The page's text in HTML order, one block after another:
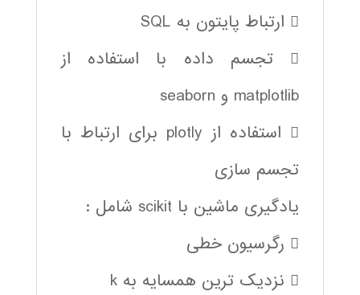
 ارتباط پایتون به SQL
 تجسم داده با استفاده از
matplotlib و seaborn
 استفاده از plotly برای ارتباط با
تجسم سازی
یادگیری ماشین با scikit شامل :
 رگرسیون خطی
 نزدیک ترین همسایه به k